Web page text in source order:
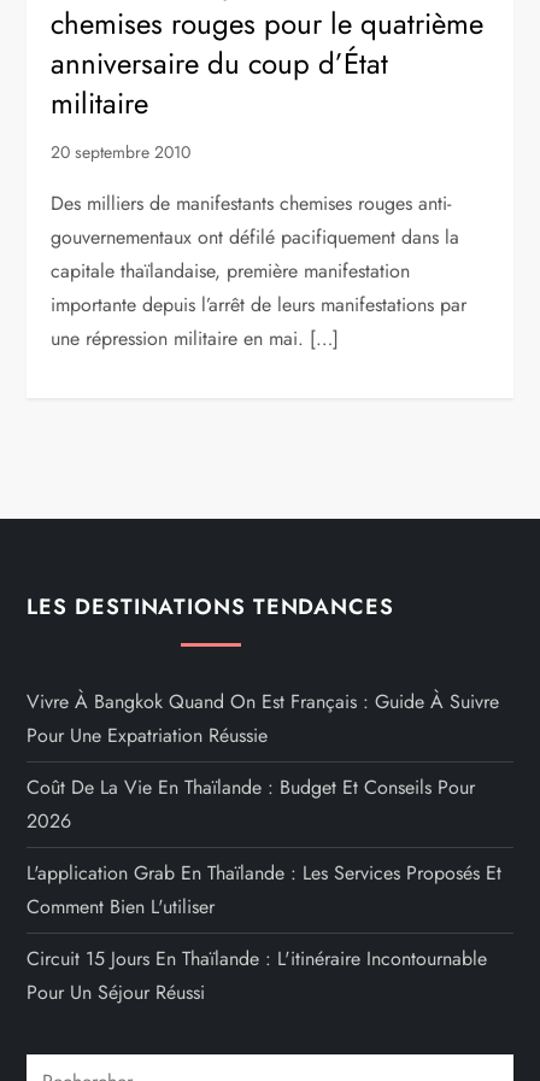
chemises rouges pour le quatrième
anniversaire du coup d’État
militaire
20 septembre 2010
Des milliers de manifestants chemises rouges anti-
gouvernementaux ont défilé pacifiquement dans la
capitale thaïlandaise, première manifestation
importante depuis l’arrêt de leurs manifestations par
une répression militaire en mai. […]
LES DESTINATIONS TENDANCES
Vivre À Bangkok Quand On Est Français : Guide À Suivre
Pour Une Expatriation Réussie
Coût De La Vie En Thaïlande : Budget Et Conseils Pour
2026
L'application Grab En Thaïlande : Les Services Proposés Et
Comment Bien L'utiliser
Circuit 15 Jours En Thaïlande : L'itinéraire Incontournable
Pour Un Séjour Réussi
Rechercher :